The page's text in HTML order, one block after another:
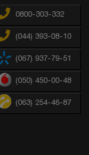
0800-303-332
(044) 393-08-10
(067) 937-79-51
(050) 450-00-48
(063) 254-46-87